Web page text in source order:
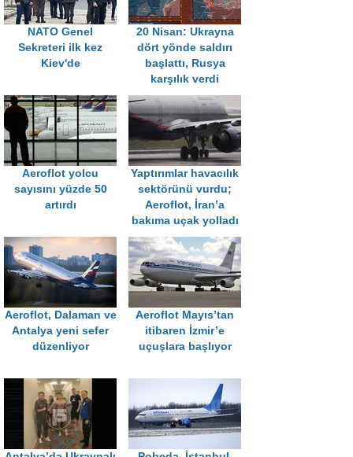
NATO Genel
Sekreteri ilk kez
Kiev'de
20 Nisan: Ukrayna
dört yönde saldırı
başlattı, Rusya
karşılık verdi
Aeroflot yolcu
sayısını yüzde 50
artırdı
Yaptırımlar havacılık
sektörünü vurdu;
Aeroflot, İran’a
bakıma uçak yolladı
Aeroflot, Dalaman ve
Antalya yeni sefer
düzenliyor
Aeroflot Mayıs’tan
itibaren İzmir’e
uçuşlara başlıyor